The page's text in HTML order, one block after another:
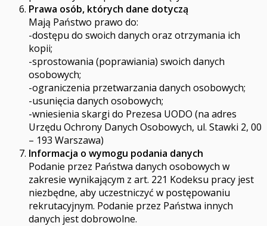
Prawa osób, których dane dotyczą
Mają Państwo prawo do:
-dostępu do swoich danych oraz otrzymania ich
kopii;
-sprostowania (poprawiania) swoich danych
osobowych;
-ograniczenia przetwarzania danych osobowych;
-usunięcia danych osobowych;
-wniesienia skargi do Prezesa UODO (na adres
Urzędu Ochrony Danych Osobowych, ul. Stawki 2, 00
– 193 Warszawa)
Informacja o wymogu podania danych
Podanie przez Państwa danych osobowych w
zakresie wynikającym z art. 221 Kodeksu pracy jest
niezbędne, aby uczestniczyć w postępowaniu
rekrutacyjnym. Podanie przez Państwa innych
danych jest dobrowolne.